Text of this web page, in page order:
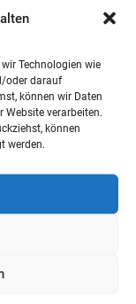
Technologien wie
oder darauf
können wir Daten
Website verarbeiten.
können
werden.